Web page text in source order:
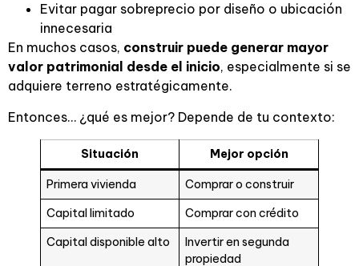
Evitar pagar sobreprecio por diseño o ubicación
innecesaria
En muchos casos, construir puede generar mayor
valor patrimonial desde el inicio, especialmente si se
adquiere terreno estratégicamente.
Entonces… ¿qué es mejor? Depende de tu contexto:
Situación Mejor opción
Primera vivienda
Comprar o construir
Capital limitado
Comprar con crédito
Capital disponible alto
Invertir en segunda
propiedad